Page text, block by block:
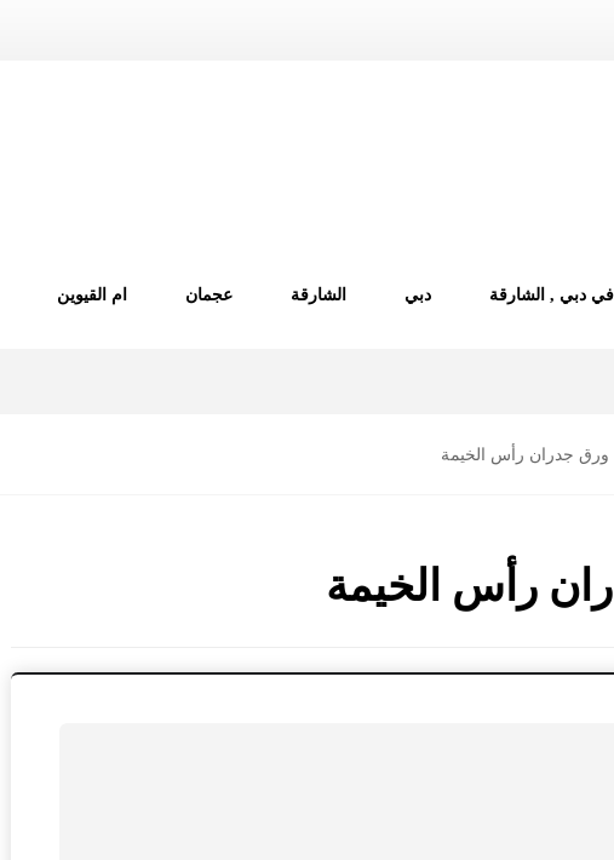
في دبي , الشارقة دبي الشارقة عجمان ام القيوين
ورق جدران رأس الخيمة
رأس الخيمة